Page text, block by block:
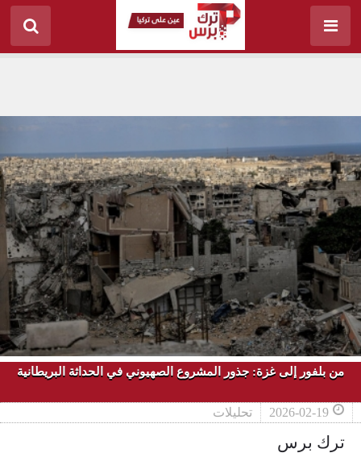
من بلفور إلى غزة: جذور المشروع الصهيوني في الحداثة البريطانية
2026-02-19 تحليلات
ترك برس